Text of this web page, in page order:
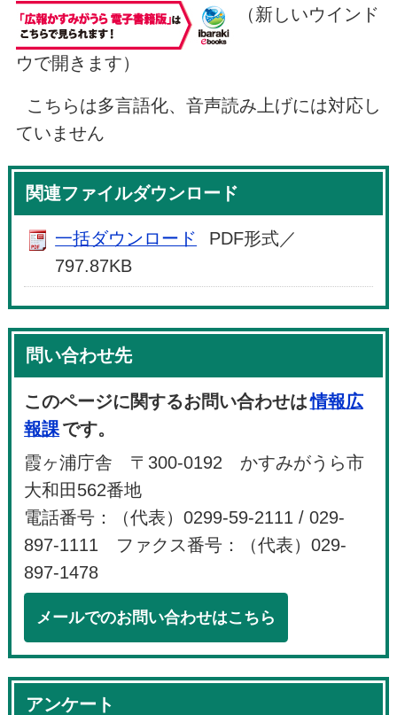
（新しいウインド
ウで開きます）
こちらは多言語化、音声読み上げには対応し
ていません
関連ファイルダウンロード
一括ダウンロード
PDF形式／
797.87KB
問い合わせ先
このページに関するお問い合わせは情報広
報課です。
霞ヶ浦庁舎 〒300-0192 かすみがうら市
大和田562番地
電話番号：（代表）0299-59-2111 / 029-
897-1111 ファクス番号：（代表）029-
897-1478
メールでのお問い合わせはこちら
アンケート